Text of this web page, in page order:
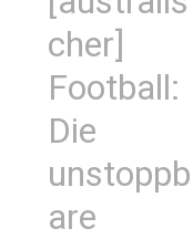
cher]
Football:
Die
unstoppb
are